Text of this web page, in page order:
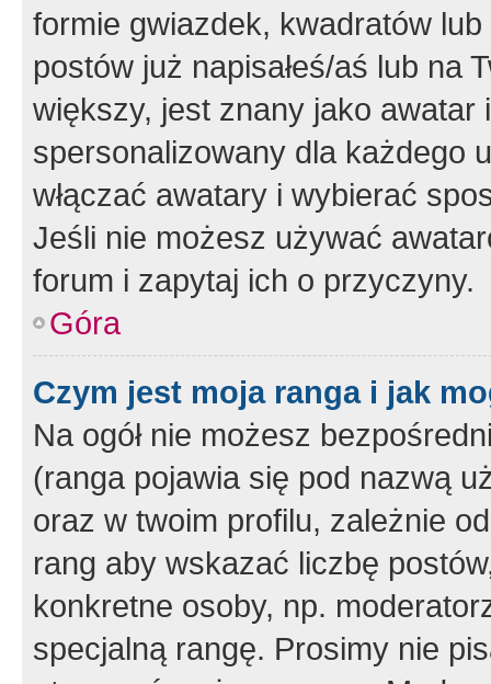
formie gwiazdek, kwadratów
postów już napisałeś/aś lub na
większy, jest znany jako
spersonalizowany dla każdego
włączać awatary i wybierać
Jeśli nie możesz używać
forum i zapytaj ich o przyczyny.
Góra
Czym jest moja ranga i jak
Na ogół nie możesz
(ranga pojawia się pod nazwą
oraz w twoim profilu, zależnie
rang aby wskazać liczbę
konkretne osoby, np.
specjalną rangę. Prosimy nie